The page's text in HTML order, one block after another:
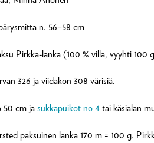
n. 56–58 cm
Pirkka-lanka (100 % villa, vyyhti 100
326 ja viidakon 308 värisiä.
50 cm ja sukkapuikot no 4 tai käsialan
paksuinen lanka 170 m = 100 g.